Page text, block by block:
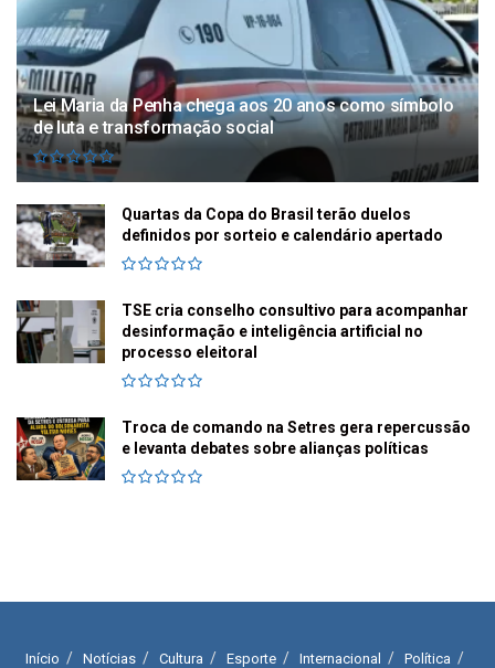
Lei Maria da Penha chega aos 20 anos como símbolo
de luta e transformação social
Quartas da Copa do Brasil terão duelos
definidos por sorteio e calendário apertado
TSE cria conselho consultivo para acompanhar
desinformação e inteligência artificial no
processo eleitoral
Troca de comando na Setres gera repercussão
e levanta debates sobre alianças políticas
Início Notícias Cultura Esporte Internacional Política